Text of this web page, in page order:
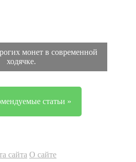
монет в современной
ходячке.
статьи »
сайта О сайте